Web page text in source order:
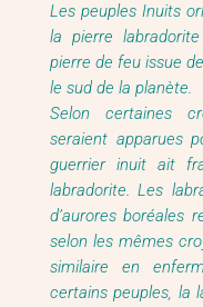
Les peuples Inuits
la pierre
pierre de feu issue
le sud de la planète.
Selon certaines
seraient apparues
guerrier inuit ait
labradorite. Les
d’aurores boréales
selon les mêmes
similaire en
certains peuples, la